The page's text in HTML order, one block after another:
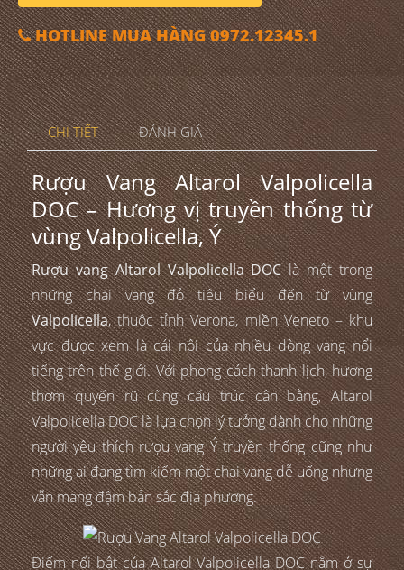
HOTLINE MUA HÀNG 0972.12345.1
CHI TIẾT ĐÁNH GIÁ
Rượu Vang Altarol Valpolicella
DOC – Hương vị truyền thống từ
vùng Valpolicella, Ý
Rượu vang Altarol Valpolicella DOClà một trong
những chai vang đỏ tiêu biểu đến từ vùng
Valpolicella, thuộc tỉnh Verona, miền Veneto – khu
vực được xem là cái nôi của nhiều dòng vang nổi
tiếng trên thế giới. Với phong cách thanh lịch, hương
thơm quyến rũ cùng cấu trúc cân bằng, Altarol
Valpolicella DOC là lựa chọn lý tưởng dành cho những
người yêu thích rượu vang Ý truyền thống cũng như
những ai đang tìm kiếm một chai vang dễ uống nhưng
vẫn mang đậm bản sắc địa phương.
Điểm nổi bật của Altarol Valpolicella DOC nằm ở sự